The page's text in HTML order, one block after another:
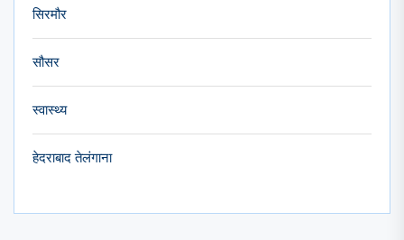
सिरमौर
सौसर
स्वास्थ्य
हेदराबाद तेलंगाना